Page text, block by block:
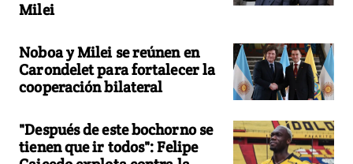
Milei
Noboa y Milei se reúnen en
Carondelet para fortalecer la
cooperación bilateral
"Después de este bochorno se
tienen que ir todos": Felipe